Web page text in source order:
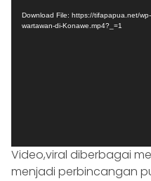
Download File: https://tifapapua.net/
wartawan-di-Konawe.mp4?_=1
Video,viral diberbagai
menjadi perbincangan